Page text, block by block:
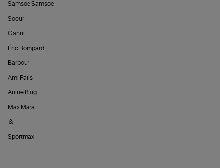
Samsoe Samsoe
Soeur
Ganni
Éric Bompard
Barbour
Ami Paris
Anine Bing
Max Mara
&
Sportmax